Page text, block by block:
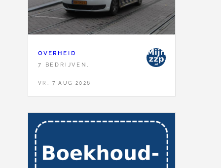
OVERHEID
7 BEDRIJVEN,
VR, 7 AUG 2026